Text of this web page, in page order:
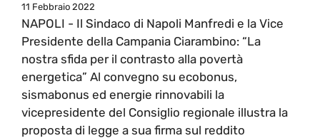
11 Febbraio 2022
NAPOLI - Il Sindaco di Napoli Manfredi e la Vice
Presidente della Campania Ciarambino: “La
nostra sfida per il contrasto alla povertà
energetica” Al convegno su ecobonus,
sismabonus ed energie rinnovabili la
vicepresidente del Consiglio regionale illustra la
proposta di legge a sua firma sul reddito